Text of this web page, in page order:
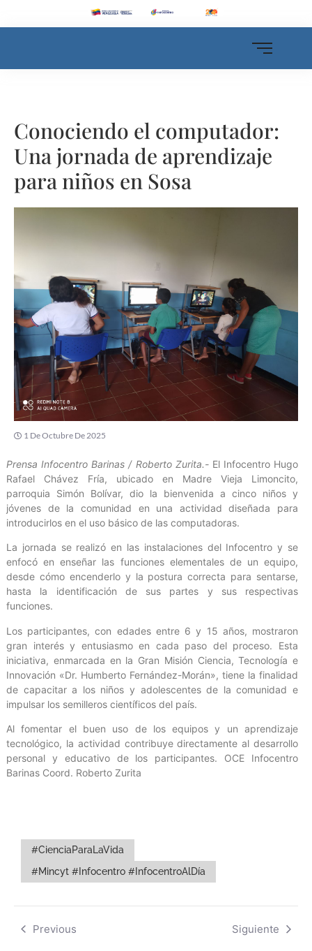
Conociendo el computador:
Una jornada de aprendizaje
para niños en Sosa
1 De Octubre De 2025
Prensa Infocentro Barinas / Roberto Zurita.-El Infocentro Hugo
Rafael Chávez Fría, ubicado en Madre Vieja Limoncito,
parroquia Simón Bolívar, dio la bienvenida a cinco niños y
jóvenes de la comunidad en una actividad diseñada para
introducirlos en el uso básico de las computadoras.
La jornada se realizó en las instalaciones del Infocentro y se
enfocó en enseñar las funciones elementales de un equipo,
desde cómo encenderlo y la postura correcta para sentarse,
hasta la identificación de sus partes y sus respectivas
funciones.
Los participantes, con edades entre 6 y 15 años, mostraron
gran interés y entusiasmo en cada paso del proceso. Esta
iniciativa, enmarcada en la Gran Misión Ciencia, Tecnología e
Innovación «Dr. Humberto Fernández-Morán», tiene la finalidad
de capacitar a los niños y adolescentes de la comunidad e
impulsar los semilleros científicos del país.
Al fomentar el buen uso de los equipos y un aprendizaje
tecnológico, la actividad contribuye directamente al desarrollo
personal y educativo de los participantes. OCE Infocentro
Barinas Coord. Roberto Zurita
#CienciaParaLaVida
#Mincyt #Infocentro #InfocentroAlDía
Previous Siguiente